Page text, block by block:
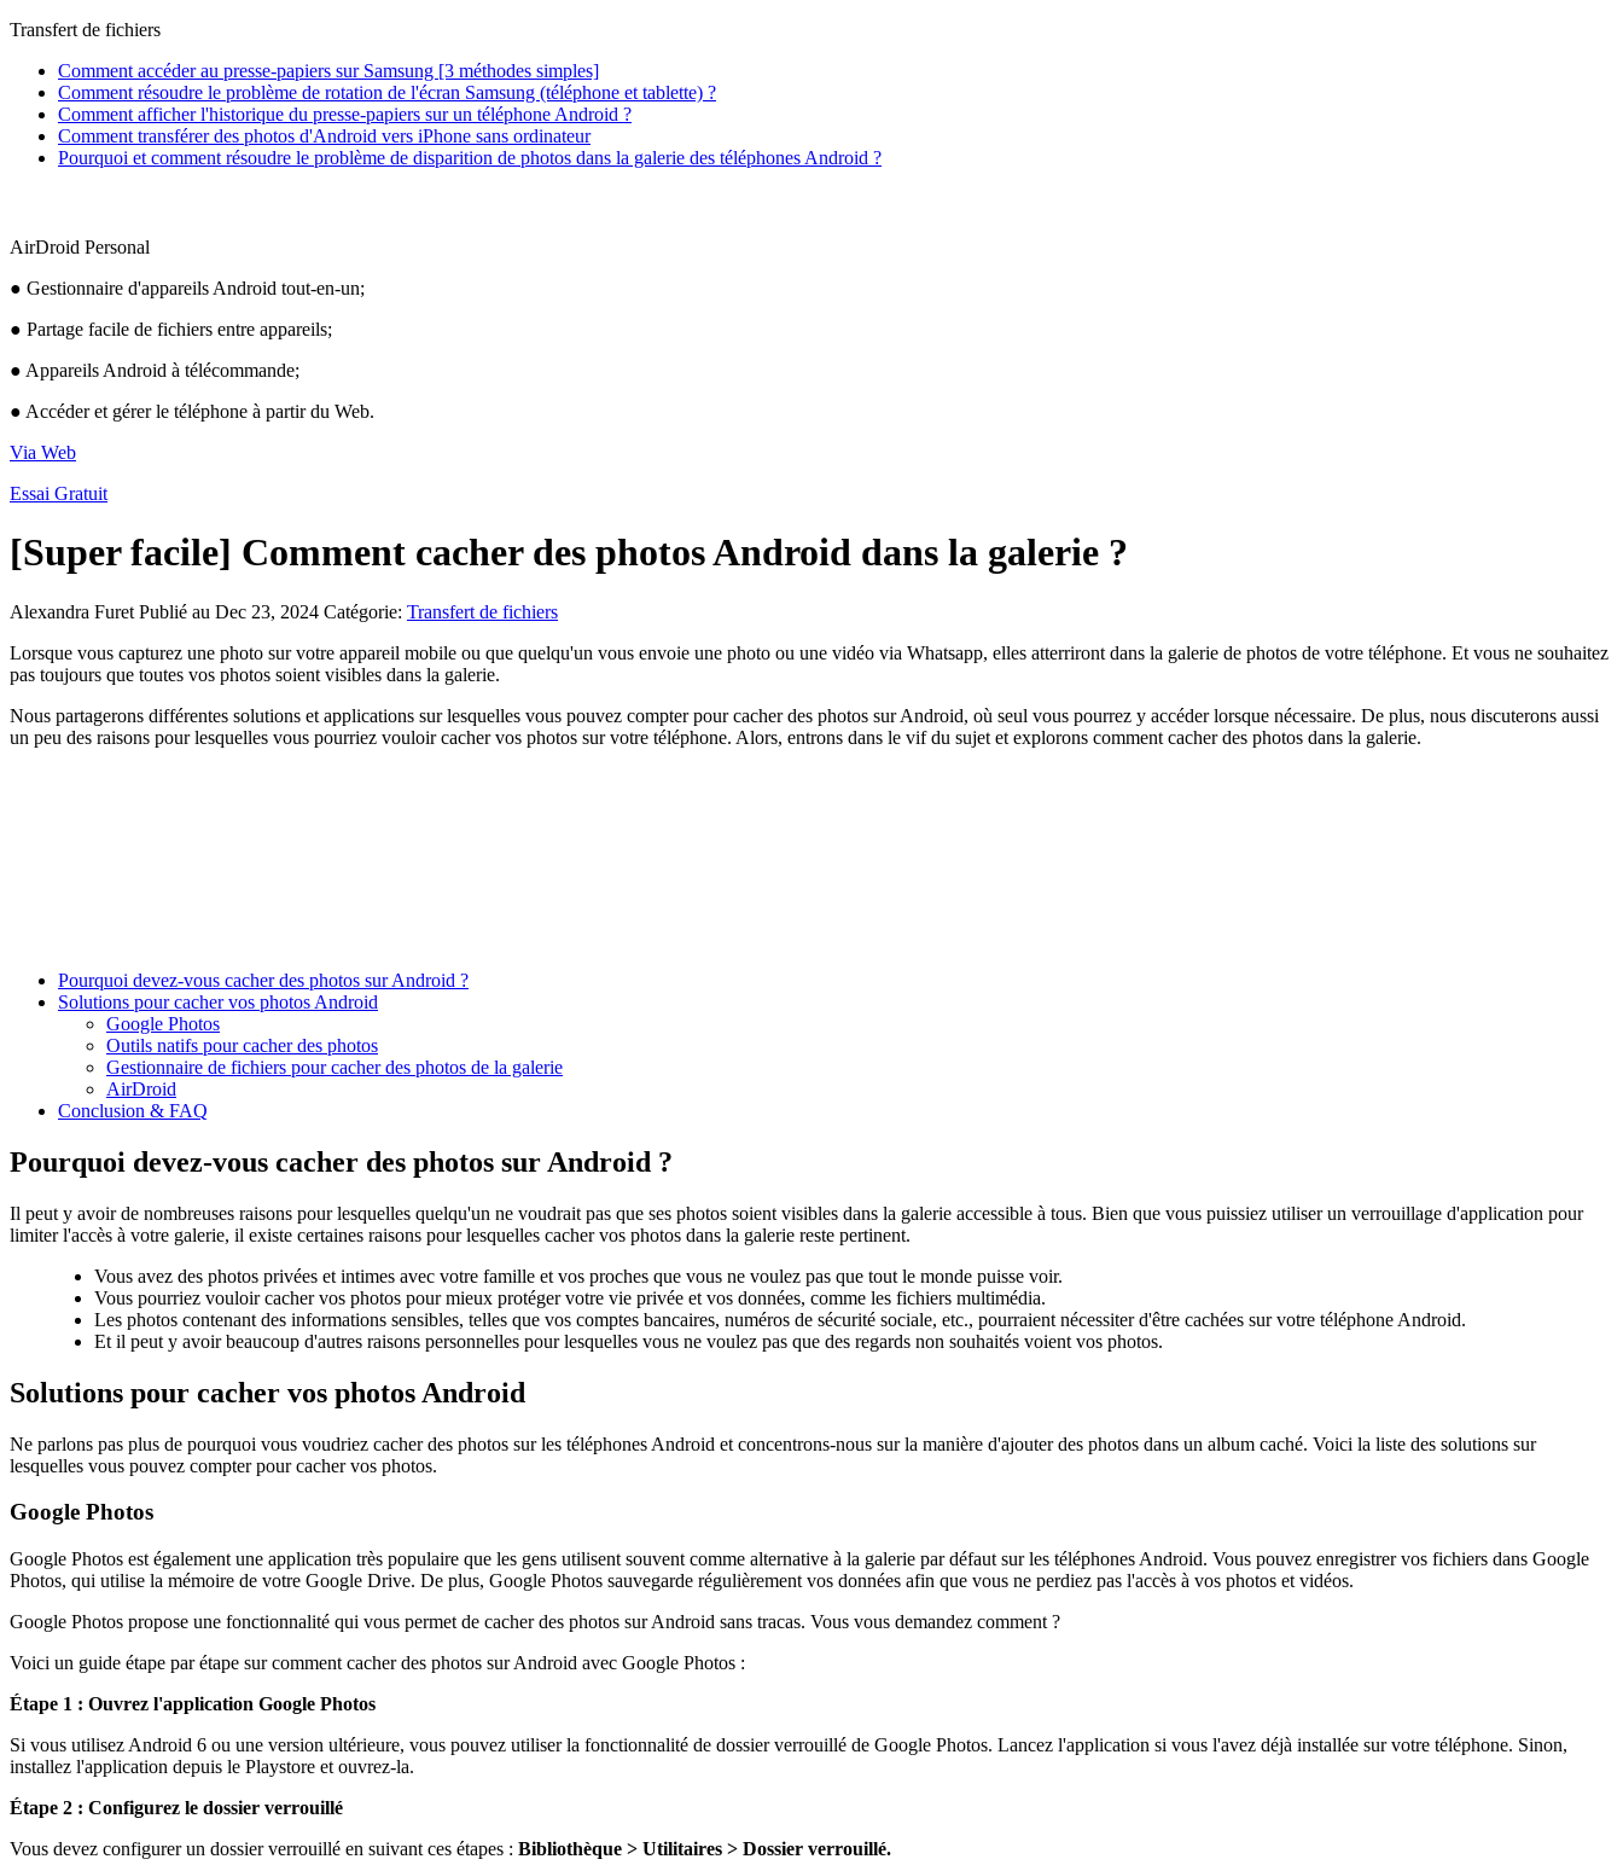
Transfert de fichiers
Comment accéder au presse-papiers sur Samsung [3 méthodes simples]
Comment résoudre le problème de rotation de l'écran Samsung (téléphone et tablette) ?
Comment afficher l'historique du presse-papiers sur un téléphone Android ?
Comment transférer des photos d'Android vers iPhone sans ordinateur
Pourquoi et comment résoudre le problème de disparition de photos dans la galerie des téléphones Android ?
AirDroid Personal
● Gestionnaire d'appareils Android tout-en-un;
● Partage facile de fichiers entre appareils;
● Appareils Android à télécommande;
● Accéder et gérer le téléphone à partir du Web.
Via Web
Essai Gratuit
[Super facile] Comment cacher des photos Android dans la galerie ?
Alexandra Furet Publié au Dec 23, 2024 Catégorie: Transfert de fichiers
Lorsque vous capturez une photo sur votre appareil mobile ou que quelqu'un vous envoie une photo ou une vidéo via Whatsapp, elles atterriront dans la galerie de photos de votre téléphone. Et vous ne souhaitez
pas toujours que toutes vos photos soient visibles dans la galerie.
Nous partagerons différentes solutions et applications sur lesquelles vous pouvez compter pour cacher des photos sur Android, où seul vous pourrez y accéder lorsque nécessaire. De plus, nous discuterons aussi
un peu des raisons pour lesquelles vous pourriez vouloir cacher vos photos sur votre téléphone. Alors, entrons dans le vif du sujet et explorons comment cacher des photos dans la galerie.
Pourquoi devez-vous cacher des photos sur Android ?
Solutions pour cacher vos photos Android
Google Photos
Outils natifs pour cacher des photos
Gestionnaire de fichiers pour cacher des photos de la galerie
AirDroid
Conclusion & FAQ
Pourquoi devez-vous cacher des photos sur Android ?
Il peut y avoir de nombreuses raisons pour lesquelles quelqu'un ne voudrait pas que ses photos soient visibles dans la galerie accessible à tous. Bien que vous puissiez utiliser un verrouillage d'application pour
limiter l'accès à votre galerie, il existe certaines raisons pour lesquelles cacher vos photos dans la galerie reste pertinent.
Vous avez des photos privées et intimes avec votre famille et vos proches que vous ne voulez pas que tout le monde puisse voir.
Vous pourriez vouloir cacher vos photos pour mieux protéger votre vie privée et vos données, comme les fichiers multimédia.
Les photos contenant des informations sensibles, telles que vos comptes bancaires, numéros de sécurité sociale, etc., pourraient nécessiter d'être cachées sur votre téléphone Android.
Et il peut y avoir beaucoup d'autres raisons personnelles pour lesquelles vous ne voulez pas que des regards non souhaités voient vos photos.
Solutions pour cacher vos photos Android
Ne parlons pas plus de pourquoi vous voudriez cacher des photos sur les téléphones Android et concentrons-nous sur la manière d'ajouter des photos dans un album caché. Voici la liste des solutions sur
lesquelles vous pouvez compter pour cacher vos photos.
Google Photos
Google Photos est également une application très populaire que les gens utilisent souvent comme alternative à la galerie par défaut sur les téléphones Android. Vous pouvez enregistrer vos fichiers dans Google
Photos, qui utilise la mémoire de votre Google Drive. De plus, Google Photos sauvegarde régulièrement vos données afin que vous ne perdiez pas l'accès à vos photos et vidéos.
Google Photos propose une fonctionnalité qui vous permet de cacher des photos sur Android sans tracas. Vous vous demandez comment ?
Voici un guide étape par étape sur comment cacher des photos sur Android avec Google Photos :
Étape 1 : Ouvrez l'application Google Photos
Si vous utilisez Android 6 ou une version ultérieure, vous pouvez utiliser la fonctionnalité de dossier verrouillé de Google Photos. Lancez l'application si vous l'avez déjà installée sur votre téléphone. Sinon,
installez l'application depuis le Playstore et ouvrez-la.
Étape 2 : Configurez le dossier verrouillé
Vous devez configurer un dossier verrouillé en suivant ces étapes : Bibliothèque > Utilitaires > Dossier verrouillé.